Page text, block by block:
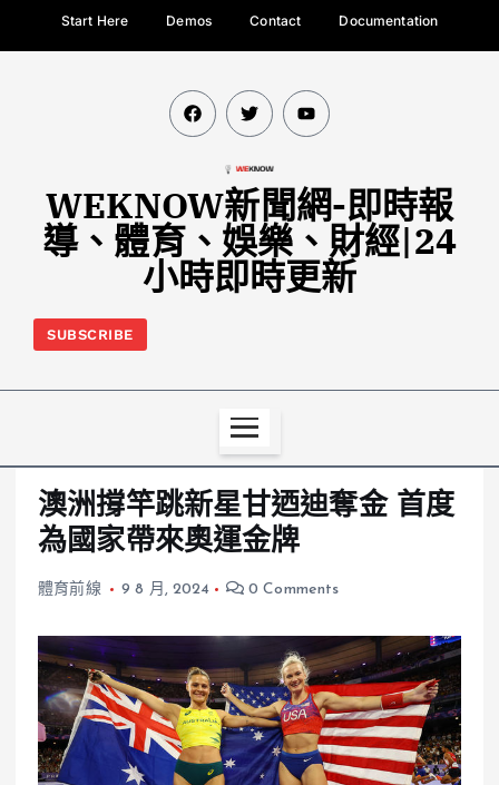
Start Here Demos Contact Documentation
WEKNOW新聞網-即時報
導、體育、娛樂、財經|24
小時即時更新
SUBSCRIBE
澳洲撐竿跳新星甘迺迪奪金 首度
為國家帶來奧運金牌
體育前線 9 8 月, 2024 0 Comments